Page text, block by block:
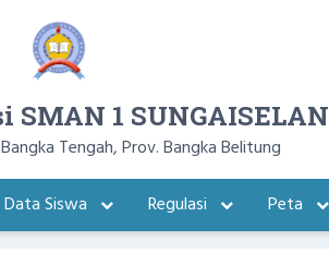
1 SUNGAISELAN
Tengah, Prov. Bangka Belitung
Data Siswa Regulasi Peta